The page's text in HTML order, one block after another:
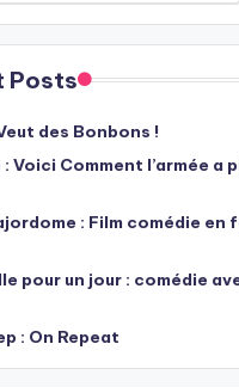
Posts
des Bonbons !
Voici Comment l’armée a
: Film comédie en
pour un jour : comédie
: On Repeat